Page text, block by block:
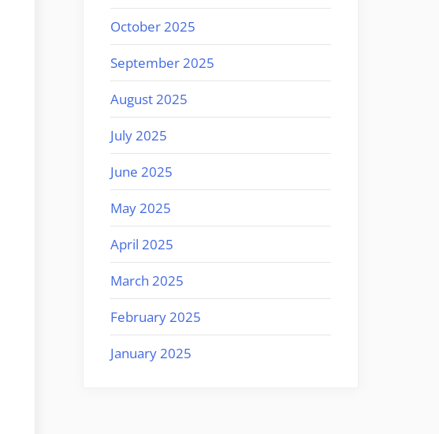
October 2025
September 2025
August 2025
July 2025
June 2025
May 2025
April 2025
March 2025
February 2025
January 2025